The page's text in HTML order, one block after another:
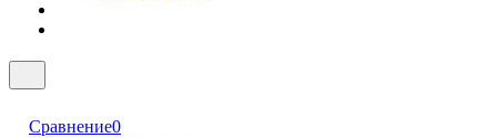
Сравнение0